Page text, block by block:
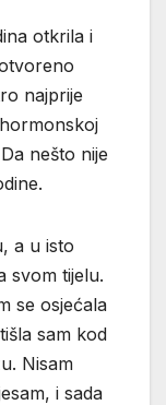
otkrila i
najprije
nešto nije
a u isto
svom tijelu.
se osjećala
sam kod
Nisam
i sada